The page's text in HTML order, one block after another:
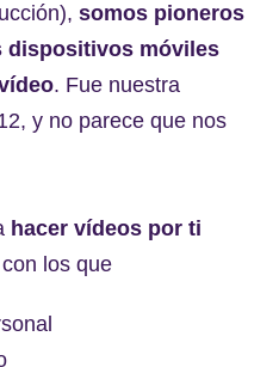
somos pioneros
dispositivos móviles
. Fue nuestra
y no parece que nos
hacer vídeos por ti
con los que